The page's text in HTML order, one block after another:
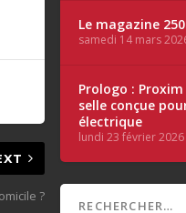
?
Le magazine
samedi 14 mars
Prologo :
selle conçue
électrique
lundi 23 février 2026